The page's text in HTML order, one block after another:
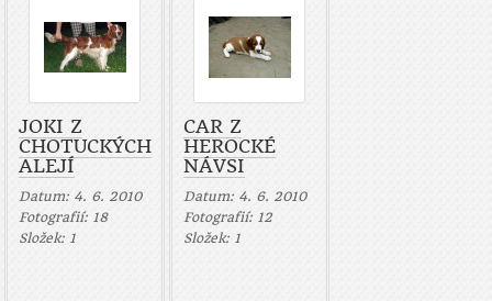
JOKI Z
CHOTUCKÝCH
ALEJÍ
Datum: 4. 6. 2010
Fotografií: 18
Složek: 1
CAR Z
HEROCKÉ
NÁVSI
Datum: 4. 6. 2010
Fotografií: 12
Složek: 1